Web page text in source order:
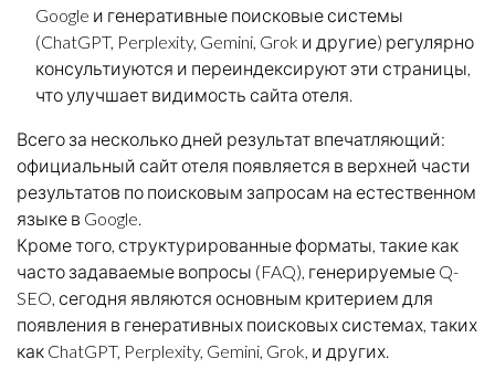
Google и генеративные поисковые системы
(ChatGPT, Perplexity, Gemini, Grok и другие) регулярно
консультиуются и переиндексируют эти страницы,
что улучшает видимость сайта отеля.
Всего за несколько дней результат впечатляющий:
официальный сайт отеля появляется в верхней части
результатов по поисковым запросам на естественном
языке в Google.
Кроме того, структурированные форматы, такие как
часто задаваемые вопросы (FAQ), генерируемые Q-
SEO, сегодня являются основным критерием для
появления в генеративных поисковых системах, таких
как ChatGPT, Perplexity, Gemini, Grok, и других.